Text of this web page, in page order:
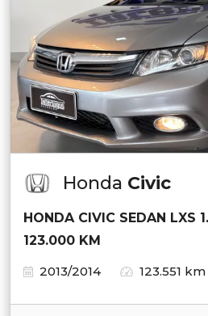
Honda Civic
HONDA CIVIC SEDAN LXS
123.000 KM
2013/2014
123.551 km